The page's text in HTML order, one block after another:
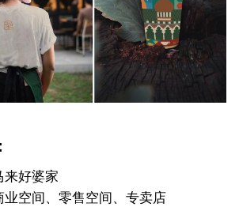
来好婆家
业空间、零售空间、专卖店